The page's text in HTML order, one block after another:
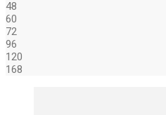
48
60
72
96
120
168